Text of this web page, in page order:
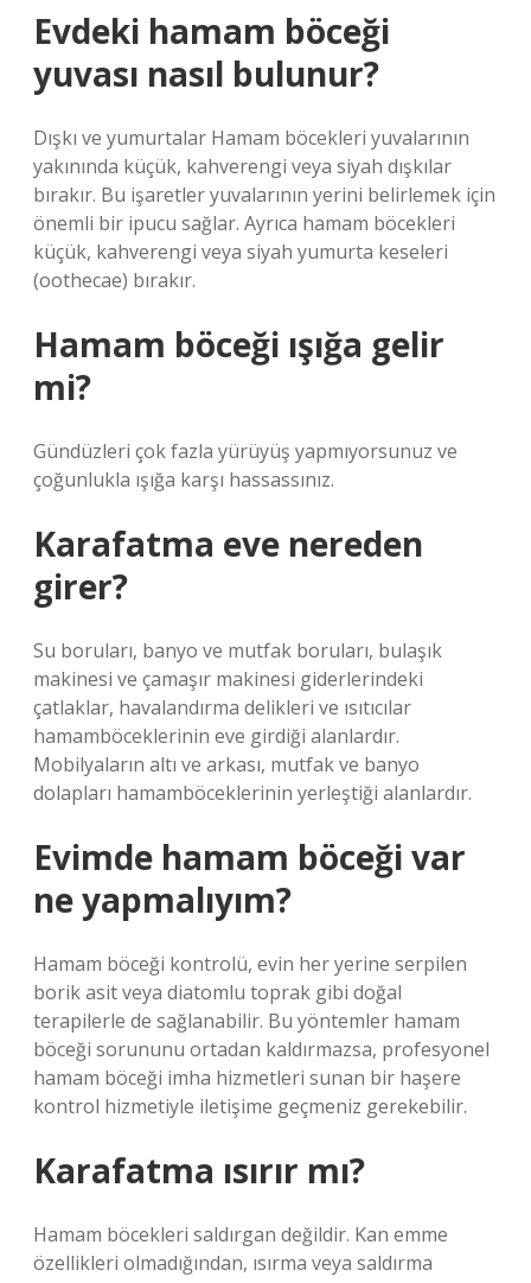
Evdeki hamam böceği
yuvası nasıl bulunur?
Dışkı ve yumurtalar Hamam böcekleri yuvalarının
yakınında küçük, kahverengi veya siyah dışkılar
bırakır. Bu işaretler yuvalarının yerini belirlemek için
önemli bir ipucu sağlar. Ayrıca hamam böcekleri
küçük, kahverengi veya siyah yumurta keseleri
(oothecae) ​​bırakır.
Hamam böceği ışığa gelir
mi?
Gündüzleri çok fazla yürüyüş yapmıyorsunuz ve
çoğunlukla ışığa karşı hassassınız.
Karafatma eve nereden
girer?
Su boruları, banyo ve mutfak boruları, bulaşık
makinesi ve çamaşır makinesi giderlerindeki
çatlaklar, havalandırma delikleri ve ısıtıcılar
hamamböceklerinin eve girdiği alanlardır.
Mobilyaların altı ve arkası, mutfak ve banyo
dolapları hamamböceklerinin yerleştiği alanlardır.
Evimde hamam böceği var
ne yapmalıyım?
Hamam böceği kontrolü, evin her yerine serpilen
borik asit veya diatomlu toprak gibi doğal
terapilerle de sağlanabilir. Bu yöntemler hamam
böceği sorununu ortadan kaldırmazsa, profesyonel
hamam böceği imha hizmetleri sunan bir haşere
kontrol hizmetiyle iletişime geçmeniz gerekebilir.
Karafatma ısırır mı?
Hamam böcekleri saldırgan değildir. Kan emme
özellikleri olmadığından, ısırma veya saldırma